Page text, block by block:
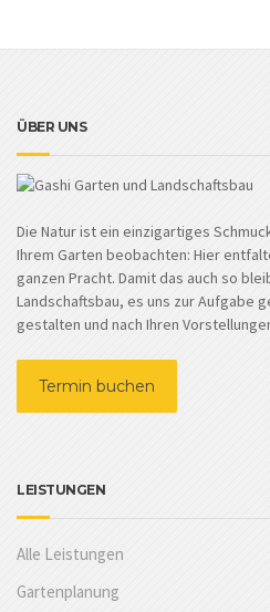
ÜBER UNS
Die Natur ist ein einzigartiges
Ihrem Garten beobachten: Hier
ganzen Pracht. Damit das auch so
Landschaftsbau, es uns zur Aufgabe
gestalten und nach Ihren
Termin buchen
LEISTUNGEN
Alle Leistungen
Gartenplanung